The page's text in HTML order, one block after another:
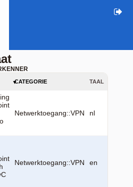
CATEGORIE TAAL
Netwerktoegang::VPN nl
Netwerktoegang::VPN en